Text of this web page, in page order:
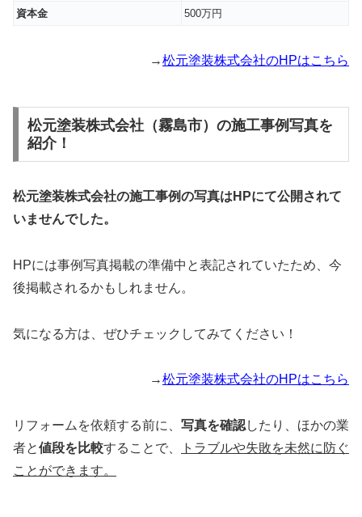
資本金
500万円
→松元塗装株式会社のHPはこちら
松元塗装株式会社（霧島市）の施工事例写真を
紹介！
松元塗装株式会社の施工事例の写真はHPにて公開されて
いませんでした。
HPには事例写真掲載の準備中と表記されていたため、今
後掲載されるかもしれません。
気になる方は、ぜひチェックしてみてください！
→松元塗装株式会社のHPはこちら
リフォームを依頼する前に、 写真を確認したり、ほかの業
者と値段を比較することで、
トラブルや失敗を未然に防ぐ
ことができます。